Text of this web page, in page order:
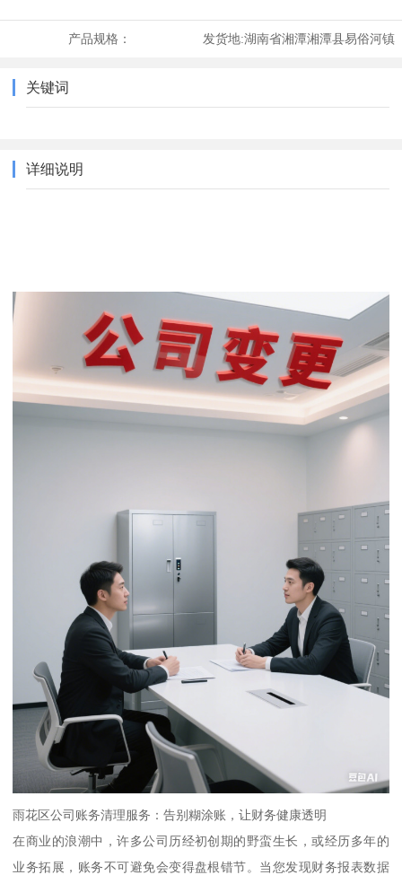
产品规格： 发货地:湖南省湘潭湘潭县易俗河镇
关键词
详细说明
雨花区公司账务清理服务：告别糊涂账，让财务健康透明
在商业的浪潮中，许多公司历经初创期的野蛮生长，或经历多年的
业务拓展，账务不可避免会变得盘根错节。当您发现财务报表数据